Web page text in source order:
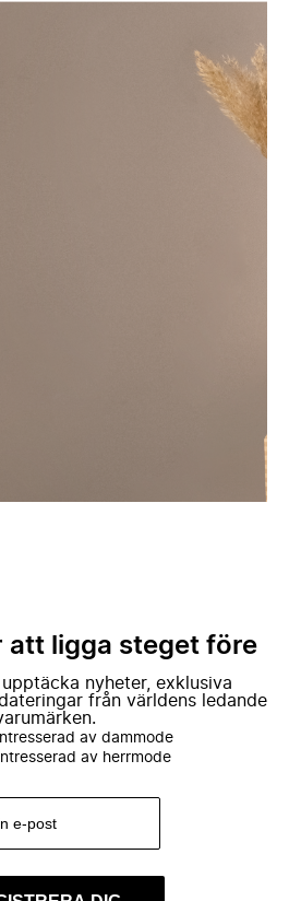
att ligga steget före
nyheter, exklusiva
från världens ledande
av dammode
av herrmode